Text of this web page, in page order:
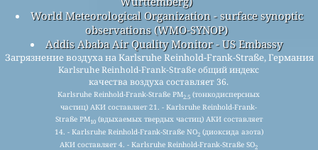
World Meteorological Organization - surface synoptic
observations (WMO-SYNOP)
Addis Ababa Air Quality Monitor - US Embassy
Загрязнение воздуха на Karlsruhe Reinhold-Frank-Straße, Германия
Karlsruhe Reinhold-Frank-Straße общий индекс
качества воздуха составляет 36.
Karlsruhe Reinhold-Frank-Straße PM2.5 (тонкодисперсных
частиц) АКИ составляет 21. - Karlsruhe Reinhold-Frank-
Straße PM10(вдыхаемых твердых частиц) АКИ составляет
14. - Karlsruhe Reinhold-Frank-Straße NO2(диоксида азота)
АКИ составляет 4. - Karlsruhe Reinhold-Frank-Straße SO2